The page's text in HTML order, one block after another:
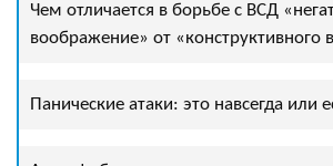
Чем отличается в борьбе с ВСД
воображение» от «конструктивного
Панические атаки: это навсегда или